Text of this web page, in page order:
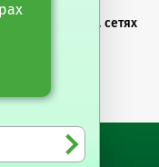
за нами в соц. сетях